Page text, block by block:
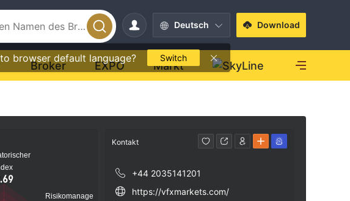
Deutsch
browser default language? Switch
Download
Broker EXPO Markt
Risikomanage
Kontakt
+44 2035141201
https://vfxmarkets.com/